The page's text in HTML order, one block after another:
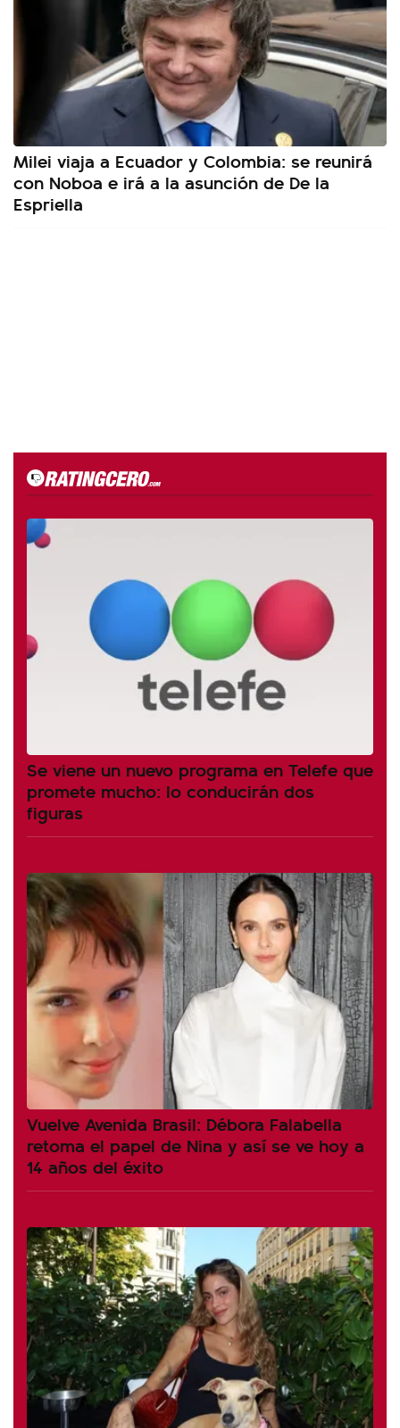
Milei viaja a Ecuador y Colombia: se reunirá
con Noboa e irá a la asunción de De la
Espriella
Se viene un nuevo programa en Telefe que
promete mucho: lo conducirán dos
figuras
Vuelve Avenida Brasil: Débora Falabella
retoma el papel de Nina y así se ve hoy a
14 años del éxito